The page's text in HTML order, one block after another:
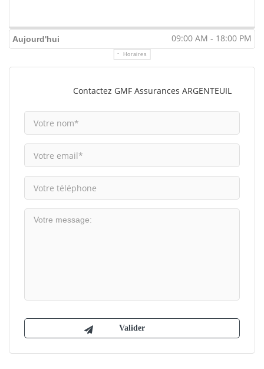
Aujourd'hui 09:00 AM - 18:00 PM
Horaires
Contactez GMF Assurances ARGENTEUIL